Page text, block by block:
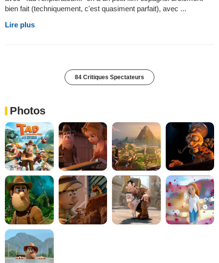
bien fait (techniquement, c'est quasiment parfait), avec ...
Lire plus
84 Critiques Spectateurs
Photos